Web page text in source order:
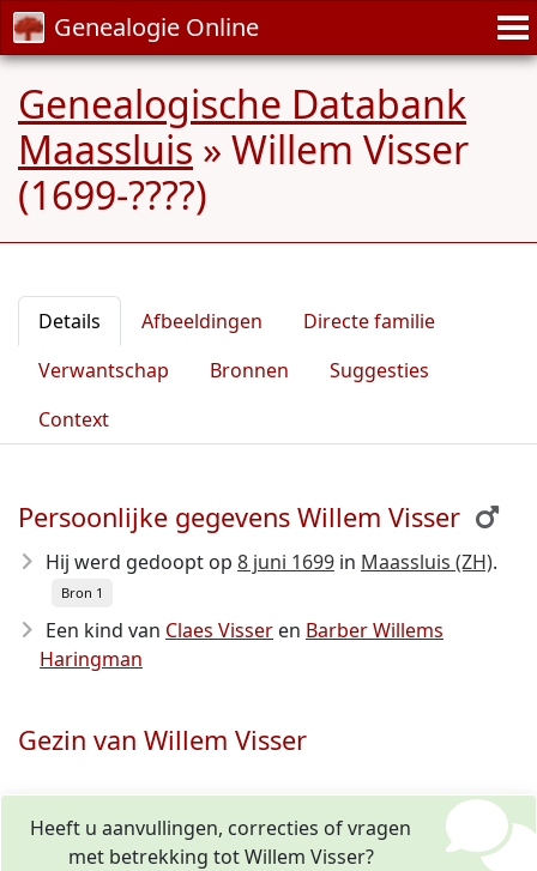
Genealogie Online
Genealogische Databank
Maassluis » Willem Visser
(1699-????)
Details Afbeeldingen
Directe familie
Verwantschap
Bronnen
Suggesties
Context
Persoonlijke gegevens Willem Visser
Hij werd gedoopt op 8 juni 1699 in Maassluis (ZH).
Bron 1
Een kind van Claes Visser en Barber Willems
Haringman
Gezin van Willem Visser
Heeft u aanvullingen, correcties of vragen
met betrekking tot Willem Visser?